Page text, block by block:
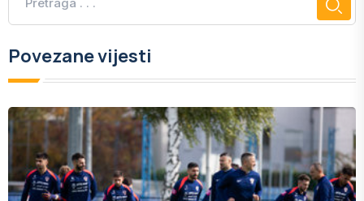
Povezane vijesti